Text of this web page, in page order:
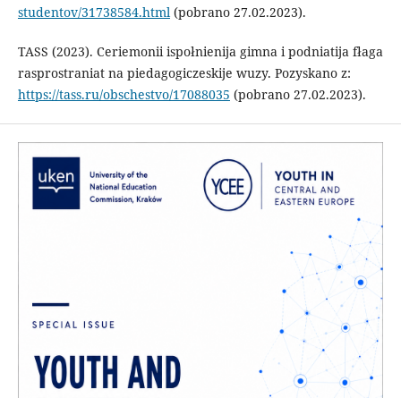
studentov/31738584.html (pobrano 27.02.2023).
TASS (2023). Ceriemonii ispołnienija gimna i podniatija fłaga
rasprostraniat na piedagogiczeskije wuzy. Pozyskano z:
https://tass.ru/obschestvo/17088035 (pobrano 27.02.2023).